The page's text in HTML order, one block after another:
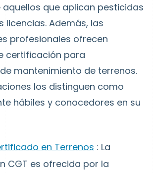
aquellos que aplican pesticidas
licencias. Además, las
profesionales ofrecen
certificación para
mantenimiento de terrenos.
los distinguen como
hábiles y conocedores en su
en Terrenos : La
CGT es ofrecida por la